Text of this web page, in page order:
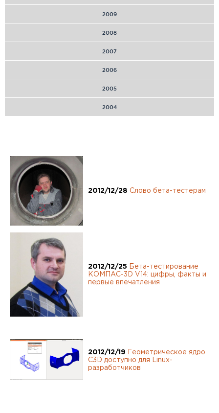
2009
2008
2007
2006
2005
2004
2012/12/28 Слово бета-тестерам
2012/12/25 Бета-тестирование
КОМПАС-3D V14: цифры, факты и
первые впечатления
2012/12/19 Геометрическое ядро
C3D доступно для Linux-
разработчиков